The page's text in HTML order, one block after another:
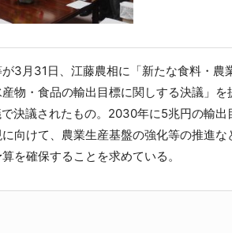
3月31日、江藤農相に「新たな食料・農
物・食品の輸出目標に関しする決議」を
決議されたもの。2030年に5兆円の輸出
向けて、農業生産基盤の強化等の推進な
を確保することを求めている。